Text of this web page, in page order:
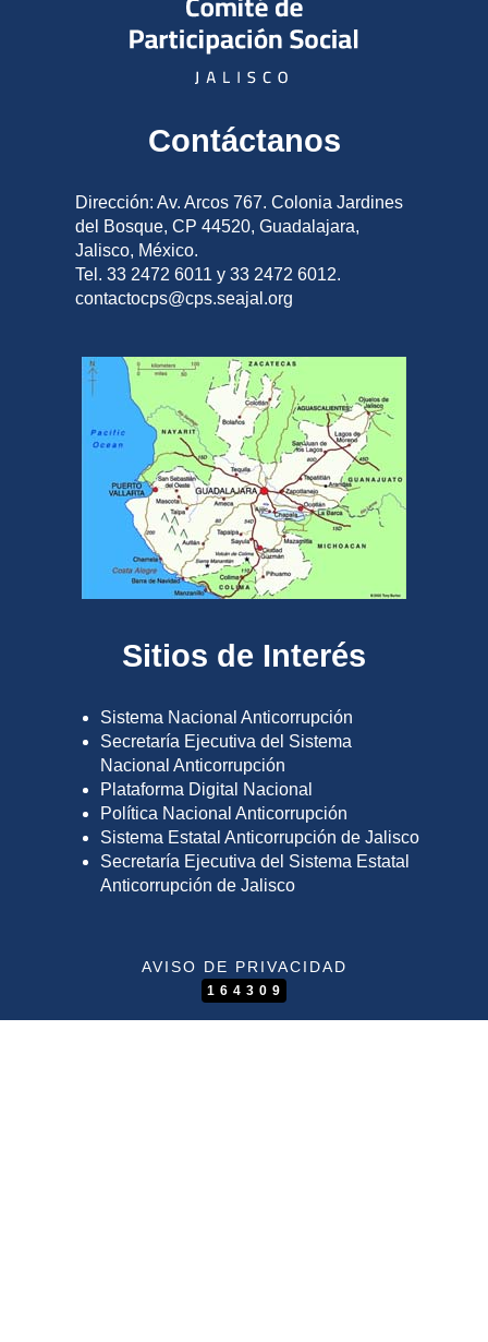
Contáctanos
Dirección: Av. Arcos 767. Colonia Jardines
del Bosque, CP 44520, Guadalajara,
Jalisco, México.
Tel. 33 2472 6011 y 33 2472 6012.
contactocps@cps.seajal.org
Sitios de Interés
Sistema Nacional Anticorrupción
Secretaría Ejecutiva del Sistema
Nacional Anticorrupción
Plataforma Digital Nacional
Política Nacional Anticorrupción
Sistema Estatal Anticorrupción de Jalisco
Secretaría Ejecutiva del Sistema Estatal
Anticorrupción de Jalisco
AVISO DE PRIVACIDAD
164309